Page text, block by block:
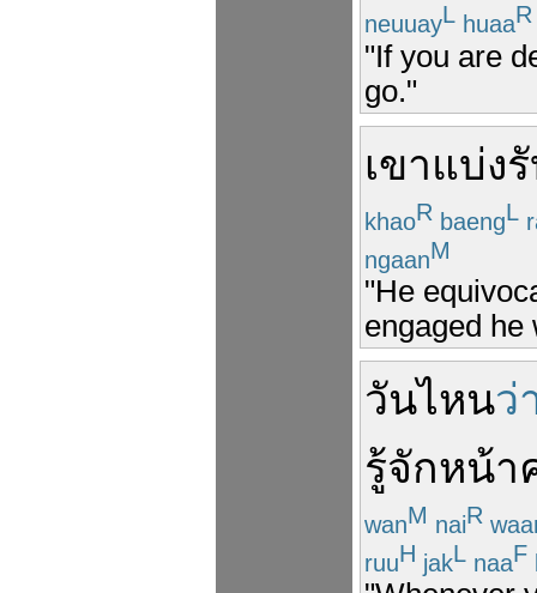
neuuayL huaaR
"If you are
go."
เขาแบ่ง
khaoR baengL
ngaanM
"He
engaged he
วันไหนว่
รู้จักหน้า
wanM naiR
ruuH jakL naaF